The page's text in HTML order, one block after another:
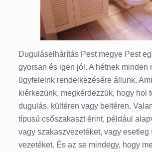
Duguláselhárítás Pest megye Pest
gyorsan és igen jól. A hétnek minden
ügyfeleink rendelkezésére állunk.
kiérkezünk, megkérdezzük, hogy hol
dugulás, kültéren vagy beltéren.
típusú csőszakaszt érint, például
vagy szakaszvezetéket, vagy esetleg
vezetéket. És az se mindegy, hogy